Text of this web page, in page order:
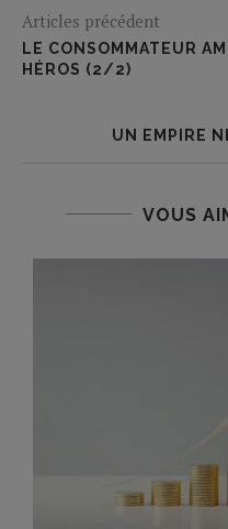
Articles précédent
LE CONSOMMATEUR
HÉROS (2/2)
UN EMPIRE
VOUS